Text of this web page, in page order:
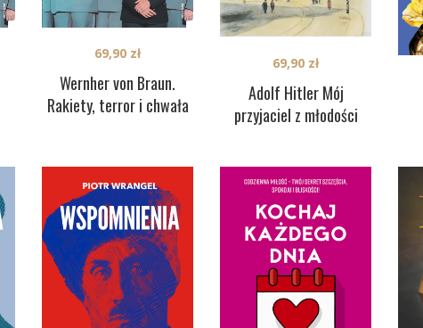
Wernher von Braun.
Rakiety, terror i chwała
69,90 zł
Adolf Hitler Mój
przyjaciel z młodości
69,90 zł